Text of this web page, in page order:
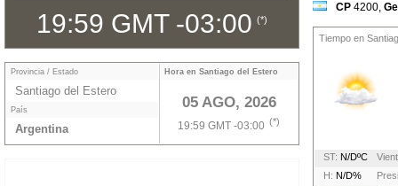
19:59 GMT -03:00 (*)
Hora en Santiago del Estero
05 AGO, 2026
19:59 GMT -03:00 (*)
Provincia / Estado
Santiago del Estero
País
Argentina
CP 4200,
Tiempo en
ST: N/DºC
H: N/D%